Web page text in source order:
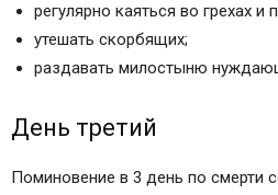
регулярно каяться во грехах и
утешать скорбящих;
раздавать милостыню
День третий
Поминовение в 3 день по смерти